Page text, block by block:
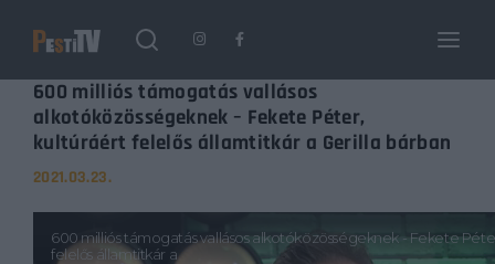
600 milliós támogatás vallásos
alkotóközösségeknek – Fekete Péter,
kultúráért felelős államtitkár a Gerilla bárban
2021.03.23.
Login Register